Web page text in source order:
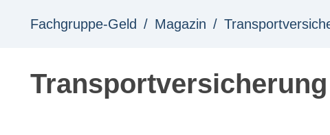
Fachgruppe-Geld Magazin
Transportversicherung